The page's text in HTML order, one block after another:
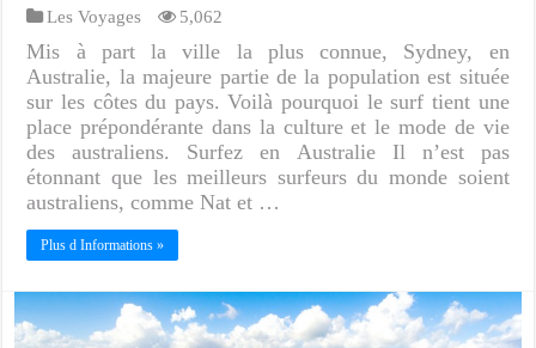
Les Voyages 5,062
Mis à part la ville la plus connue, Sydney, en
Australie, la majeure partie de la population est située
sur les côtes du pays. Voilà pourquoi le surf tient une
place prépondérante dans la culture et le mode de vie
des australiens. Surfez en Australie Il n’est pas
étonnant que les meilleurs surfeurs du monde soient
australiens, comme Nat et …
Plus d Informations »